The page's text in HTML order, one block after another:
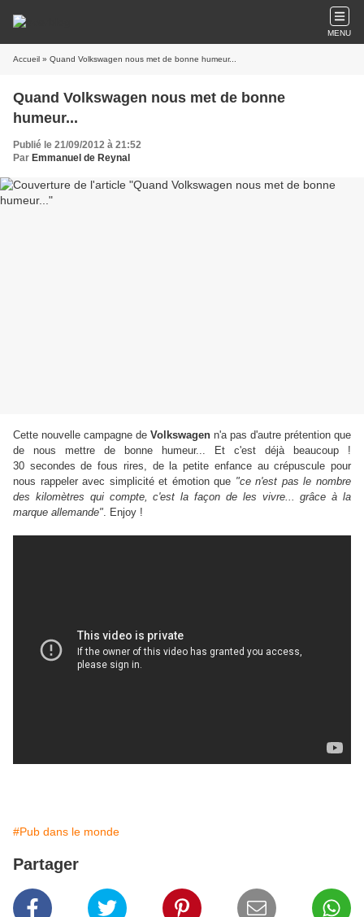
MENU
Accueil » Quand Volkswagen nous met de bonne humeur...
Quand Volkswagen nous met de bonne
humeur...
Publié le 21/09/2012 à 21:52
Par Emmanuel de Reynal
Cette nouvelle campagne de Volkswagen n'a pas d'autre prétention que
de nous mettre de bonne humeur... Et c'est déjà beaucoup !
30 secondes de fous rires, de la petite enfance au crépuscule pour
nous rappeler avec simplicité et émotion que "ce n'est pas le nombre
des kilomètres qui compte, c'est la façon de les vivre... grâce à la
marque allemande". Enjoy !
#Pub dans le monde
Partager